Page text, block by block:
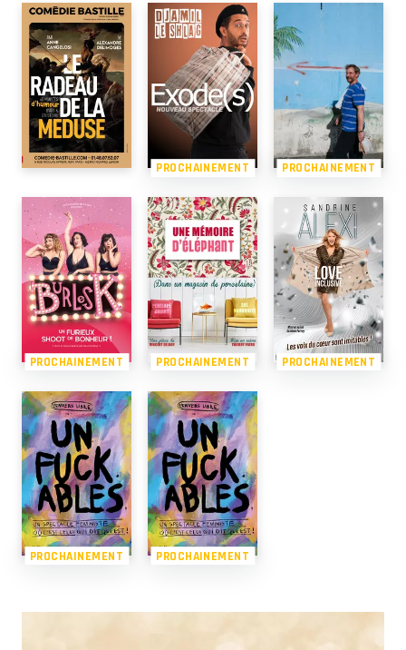
PROCHAINEMENT PROCHAINEMENT
PROCHAINEMENT PROCHAINEMENT PROCHAINEMENT
PROCHAINEMENT PROCHAINEMENT